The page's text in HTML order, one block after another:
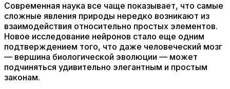
Современная наука все чаще показывает, что самые
сложные явления природы нередко возникают из
взаимодействия относительно простых элементов.
Новое исследование нейронов стало еще одним
подтверждением того, что даже человеческий мозг
— вершина биологической эволюции — может
подчиняться удивительно элегантным и простым
законам.